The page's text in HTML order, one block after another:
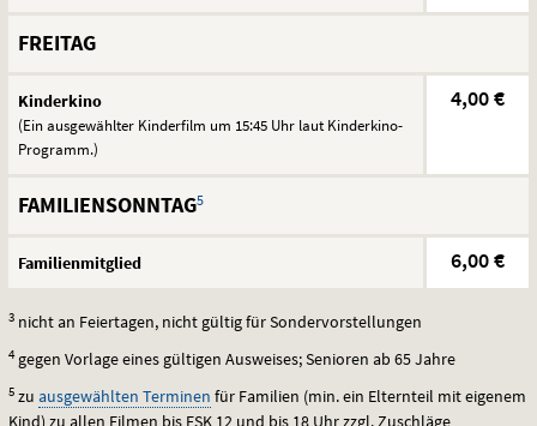
FREITAG
Kinderkino
(Ein ausgewählter Kinderfilm um 15:45 Uhr laut Kinderkino-
Programm.)
4,00 €
FAMILIENSONNTAG5
Familienmitglied 6,00 €
3 nicht an Feiertagen, nicht gültig für Sondervorstellungen
4gegen Vorlage eines gültigen Ausweises; Senioren ab 65 Jahre
5 zu ausgewählten Terminen für Familien (min. ein Elternteil mit eigenem
Kind) zu allen Filmen bis FSK 12 und bis 18 Uhr zzgl. Zuschläge